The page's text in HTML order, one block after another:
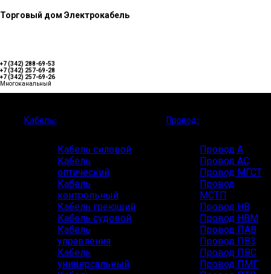
Торговый дом Электрокабель
+7 (342) 288-69-53
+7 (342) 257-69-28
+7 (342) 257-69-26
Многоканальный
Кабель
Кабель силовой
Кабель
оптический
Кабель
контрольный
Кабель греющий
Кабель судовой
Кабель
управления
Кабель
универсальный
Провод
Провод А
Провод АС
Провод МГСТ
Провод
МСТП
Провод НВ
Провод НВМ
Провод ПАВ
Провод ПВ3
Провод ПВС
Провод ПМГ